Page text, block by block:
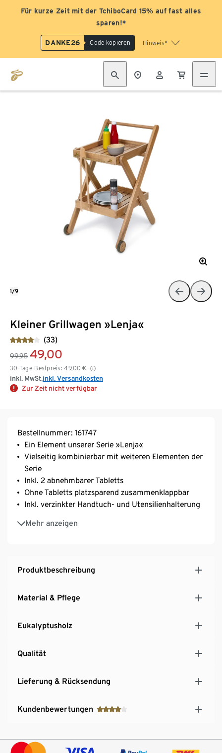
Für kurze Zeit mit der TchiboCard 15% auf fast alles
sparen!*
DANKE26 Code kopieren Hinweis*
Kleiner Grillwagen »Lenja«
(33)
99,95 49,00
30-Tage-Bestpreis: 49,00 €
inkl. MwSt.inkl. Versandkosten
Zur Zeit nicht verfügbar
1/9
Bestellnummer: 161747
Ein Element unserer Serie »Lenja«
Vielseitig kombinierbar mit weiteren Elementen der
Serie
Inkl. 2 abnehmbarer Tabletts
Ohne Tabletts platzsparend zusammenklappbar
Inkl. verzinkter Handtuch- und Utensilienhalterung
Mehr anzeigen
Mit 2 gummibeschichteten Rädern zum mühelosen
Produktbeschreibung
Material & Pflege
Eukalyptusholz
Qualität
Lieferung & Rücksendung
Kundenbewertungen